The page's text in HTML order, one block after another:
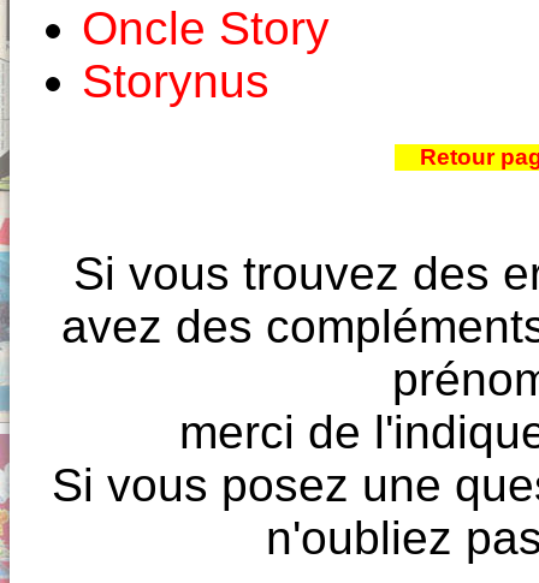
Oncle Story
Storynus
Retour
Si vous trouvez des
avez des
merci de
Si vous posez une
n'oubliez